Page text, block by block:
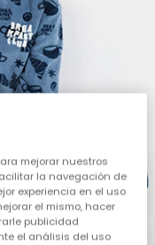
mejorar nuestros
la navegación de
experiencia en el uso
el mismo, hacer
publicidad
el análisis del uso